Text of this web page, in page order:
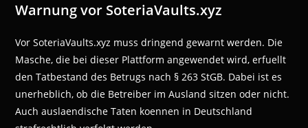
Warnung vor SoteriaVaults.xyz
Vor SoteriaVaults.xyz muss dringend gewarnt werden. Die
Masche, die bei dieser Plattform angewendet wird, erfuellt
den Tatbestand des Betrugs nach § 263 StGB. Dabei ist es
unerheblich, ob die Betreiber im Ausland sitzen oder nicht.
Auch auslaendische Taten koennen in Deutschland